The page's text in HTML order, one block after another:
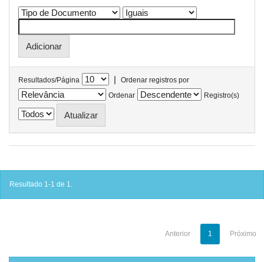
Resultados/Página |
Ordenar registros por
Ordenar
Registro(s)
Resultado 1-1 de 1.
Anterior 1 Próximo